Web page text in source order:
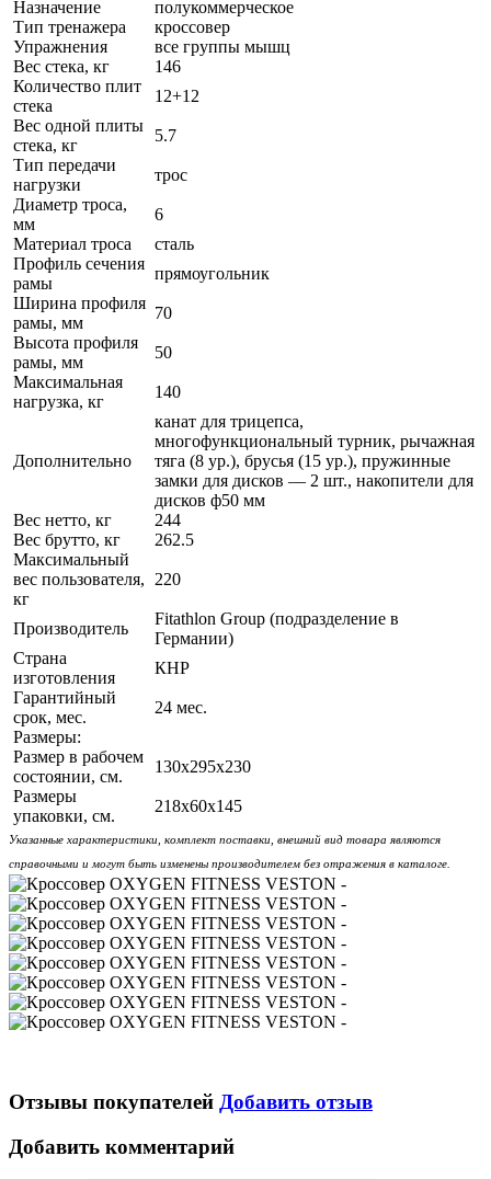
Назначение
полукоммерческое
Тип тренажера
кроссовер
Упражнения
все группы мышц
Вес стека, кг
146
Количество плит
стека
12+12
Вес одной плиты
стека, кг
5.7
Тип передачи
нагрузки
трос
Диаметр троса,
мм
6
Материал троса
сталь
Профиль сечения
рамы
прямоугольник
Ширина профиля
рамы, мм
70
Высота профиля
рамы, мм
50
Максимальная
нагрузка, кг
140
Дополнительно
канат для трицепса,
многофункциональный турник, рычажная
тяга (8 ур.), брусья (15 ур.), пружинные
замки для дисков — 2 шт., накопители для
дисков ф50 мм
Вес нетто, кг
244
Вес брутто, кг
262.5
Максимальный
вес пользователя,
кг
220
Производитель
Fitathlon Group (подразделение в
Германии)
Страна
изготовления
КНР
Гарантийный
срок, мес.
24 мес.
Размеры:
Размер в рабочем
состоянии, см.
130х295x230
Размеры
упаковки, см.
218х60x145
Указанные характеристики, комплект поставки, внешний вид товара являются
справочными и могут быть изменены производителем без отражения в каталоге.
Отзывы покупателей Добавить отзыв
Добавить комментарий